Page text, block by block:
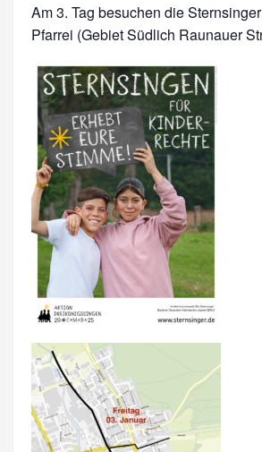
Am 3. Tag besuchen die
Pfarrei (Gebiet Südlich Raunauer